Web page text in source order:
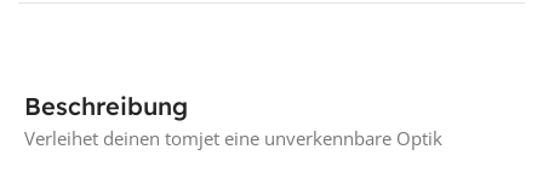
Beschreibung
Verleihet deinen tomjet eine unverkennbare Optik